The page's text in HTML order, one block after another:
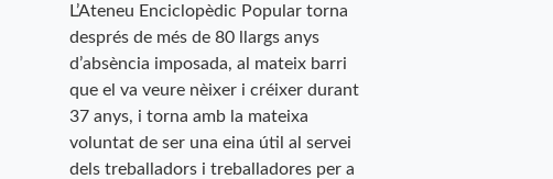
L’Ateneu Enciclopèdic Popular torna
després de més de 80 llargs anys
d’absència imposada, al mateix barri
que el va veure nèixer i créixer durant
37 anys, i torna amb la mateixa
voluntat de ser una eina útil al servei
dels treballadors i treballadores per a